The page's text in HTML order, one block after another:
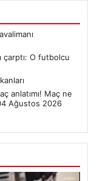
çarptı: O futbolcu
anlatımı! Maç ne
Ağustos 2026